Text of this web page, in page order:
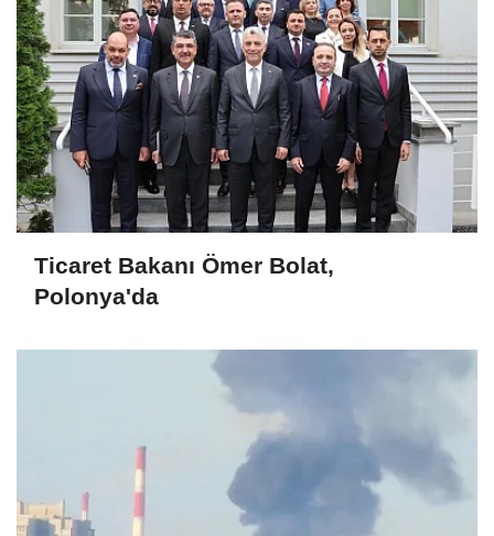
Ticaret Bakanı Ömer Bolat,
Polonya'da